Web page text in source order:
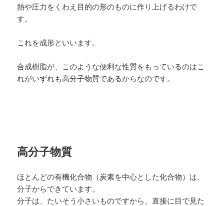
熱や圧力をくわえ目的の形のものに作り上げるわけで
す。
これを成形といいます。
合成樹脂が、このような便利な性質をもっているのはこ
れがいずれも高分子物質であるからなのです。
高分子物質
ほとんどの有機化合物（炭素を中心とした化合物）は、
分子からできています。
分子は、たいそう小さいものですから、直接に目で見た